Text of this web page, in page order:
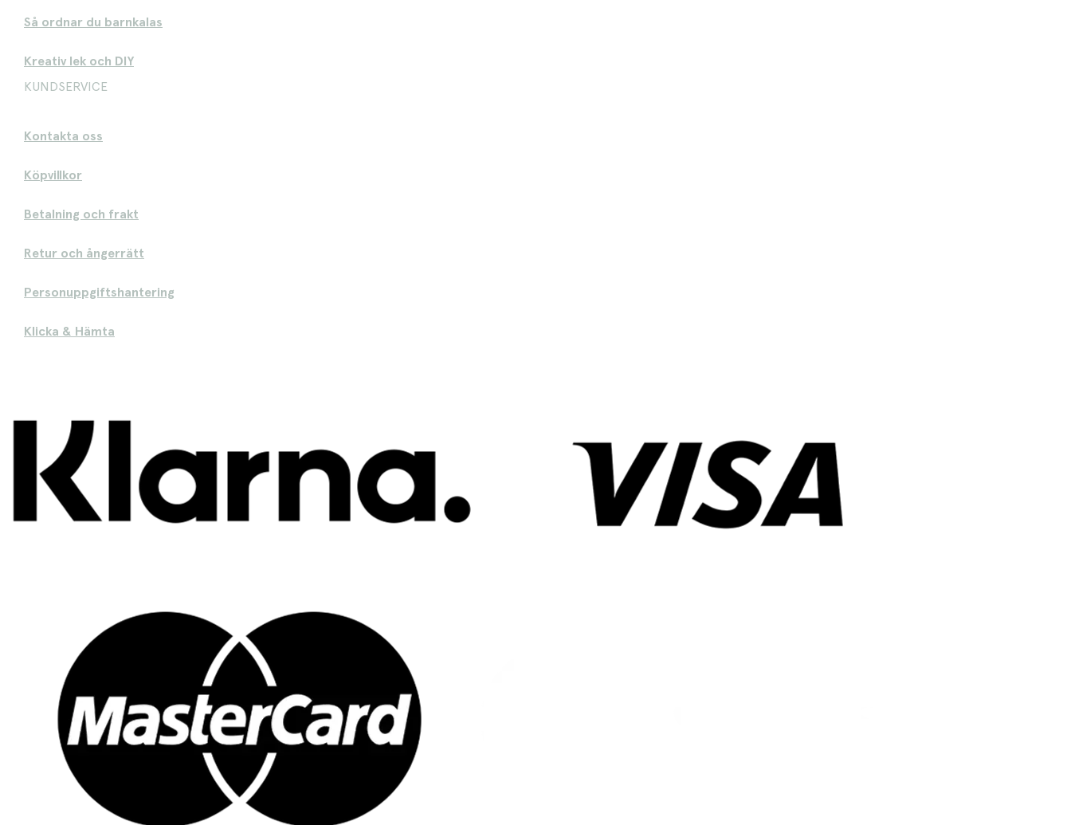
Så ordnar du barnkalas
Kreativ lek och DIY
KUNDSERVICE
Kontakta oss
Köpvillkor
Betalning och frakt
Retur och ångerrätt
Personuppgiftshantering
Klicka & Hämta